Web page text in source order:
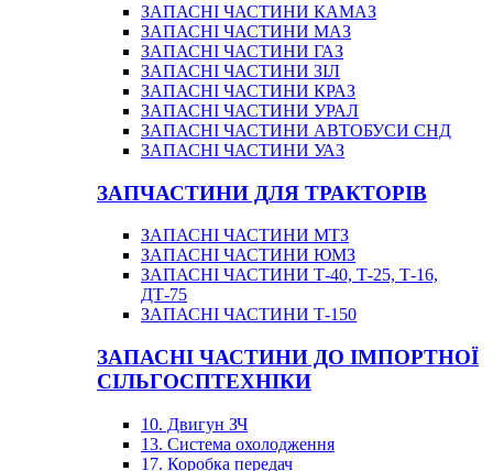
ЗАПАСНІ ЧАСТИНИ КАМАЗ
ЗАПАСНІ ЧАСТИНИ МАЗ
ЗАПАСНІ ЧАСТИНИ ГАЗ
ЗАПАСНІ ЧАСТИНИ ЗІЛ
ЗАПАСНІ ЧАСТИНИ КРАЗ
ЗАПАСНІ ЧАСТИНИ УРАЛ
ЗАПАСНІ ЧАСТИНИ АВТОБУСИ СНД
ЗАПАСНІ ЧАСТИНИ УАЗ
ЗАПЧАСТИНИ ДЛЯ ТРАКТОРІВ
ЗАПАСНІ ЧАСТИНИ МТЗ
ЗАПАСНІ ЧАСТИНИ ЮМЗ
ЗАПАСНІ ЧАСТИНИ Т-40, Т-25, Т-16,
ДТ-75
ЗАПАСНІ ЧАСТИНИ Т-150
ЗАПАСНІ ЧАСТИНИ ДО ІМПОРТНОЇ
СІЛЬГОСПТЕХНІКИ
10. Двигун ЗЧ
13. Система охолодження
17. Коробка передач